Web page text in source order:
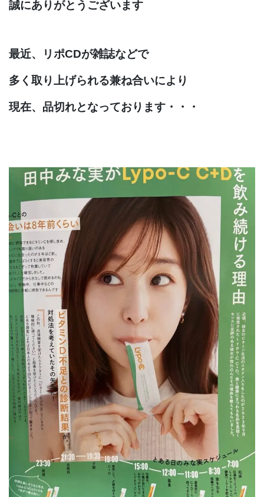
誠にありがとうございます
最近、リポCDが雑誌などで
多く取り上げられる兼ね合いにより
現在、品切れとなっております・・・